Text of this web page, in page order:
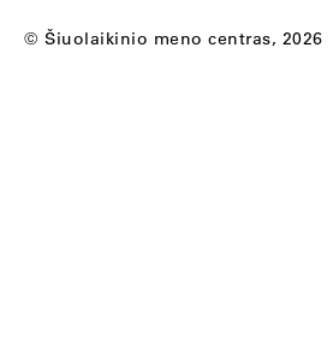
© Šiuolaikinio meno centras, 2026